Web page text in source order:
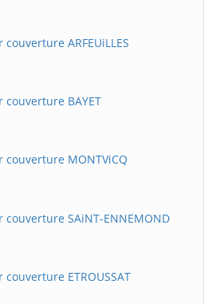
ARFEUiLLES
BAYET
MONTViCQ
SAiNT-ENNEMOND
ETROUSSAT